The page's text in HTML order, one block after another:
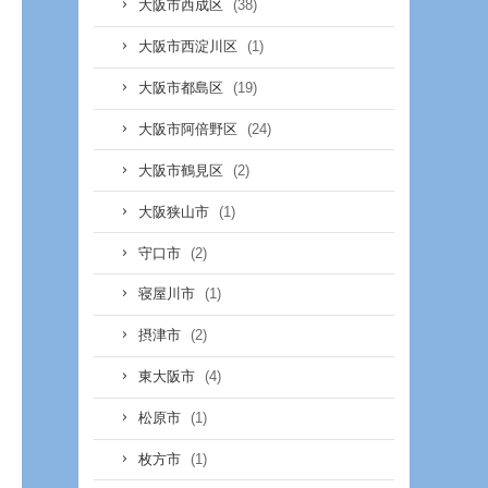
大阪市西成区 (38)
大阪市西淀川区 (1)
大阪市都島区 (19)
大阪市阿倍野区 (24)
大阪市鶴見区 (2)
大阪狭山市 (1)
守口市 (2)
寝屋川市 (1)
摂津市 (2)
東大阪市 (4)
松原市 (1)
枚方市 (1)